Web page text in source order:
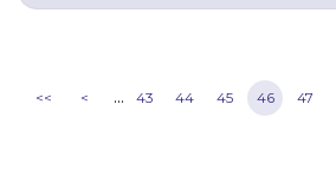
<< < ... 43 44 45 46 47